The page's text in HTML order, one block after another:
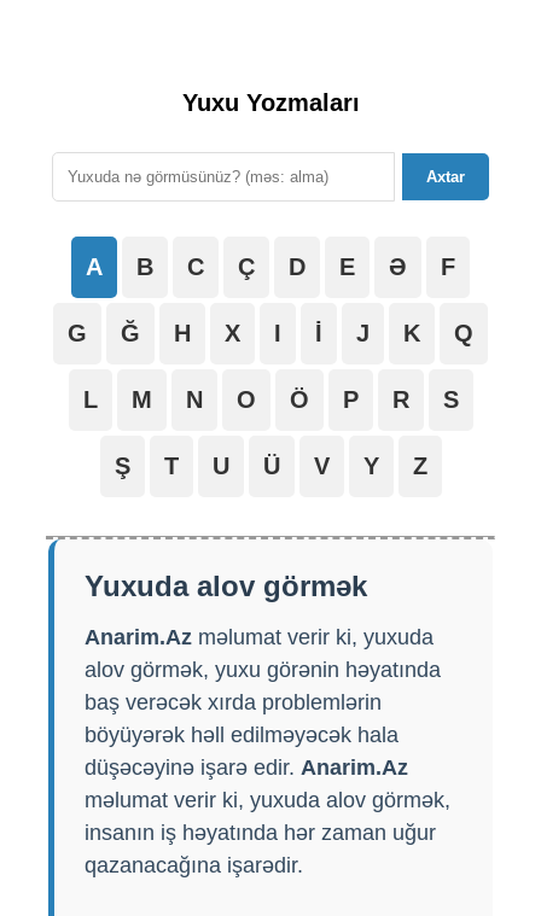
Yuxu Yozmaları
Axtar
A B C Ç D E Ə F
G Ğ H X I İ J K Q
L M N O Ö P R S
Ş T U Ü V Y Z
Yuxuda alov görmək
Anarim.Az məlumat verir ki, yuxuda
alov görmək, yuxu görənin həyatında
baş verəcək xırda problemlərin
böyüyərək həll edilməyəcək hala
düşəcəyinə işarə edir. Anarim.Az
məlumat verir ki, yuxuda alov görmək,
insanın iş həyatında hər zaman uğur
qazanacağına işarədir.